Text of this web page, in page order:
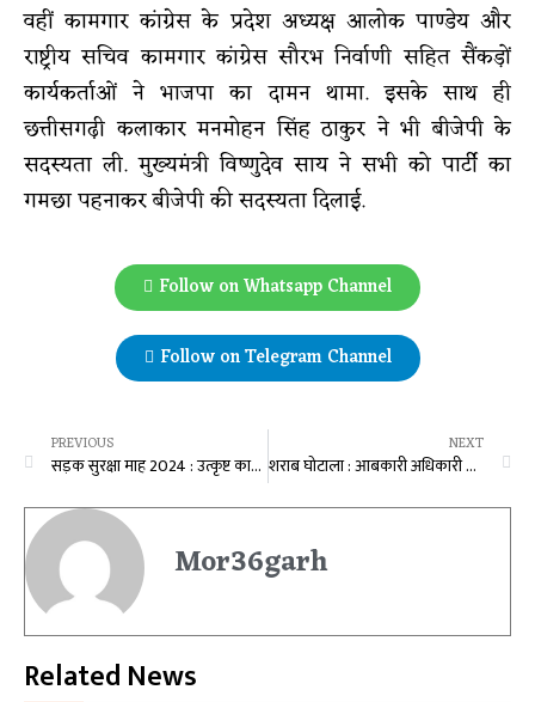
वहीं कामगार कांग्रेस के प्रदेश अध्यक्ष आलोक पाण्डेय और
राष्ट्रीय सचिव कामगार कांग्रेस सौरभ निर्वाणी सहित सैंकड़ों
कार्यकर्ताओं ने भाजपा का दामन थामा. इसके साथ ही
छत्तीसगढ़ी कलाकार मनमोहन सिंह ठाकुर ने भी बीजेपी के
सदस्यता ली. मुख्यमंत्री विष्णुदेव साय ने सभी को पार्टी का
गमछा पहनाकर बीजेपी की सदस्यता दिलाई.
Follow on Whatsapp Channel
Follow on Telegram Channel
PREVIOUS
सड़क सुरक्षा माह 2024 : उत्कृष्ट कार्य करने वाली संस्थाओं और विद्यार्थियों को किया गया सम्मानित, कलेक्टर ने कहा- हम सब यातायात नियमों का पालन कर दूसरों को भी करें प्रेरित
NEXT
शराब घोटाला : आबकारी अधिकारी एपी त्रिपाठी और अनिल दम्मानी को हाईकोर्ट ने दी बड़ी राहत, जमानत अर्जी हुई मंजूर
Mor36garh
Related News